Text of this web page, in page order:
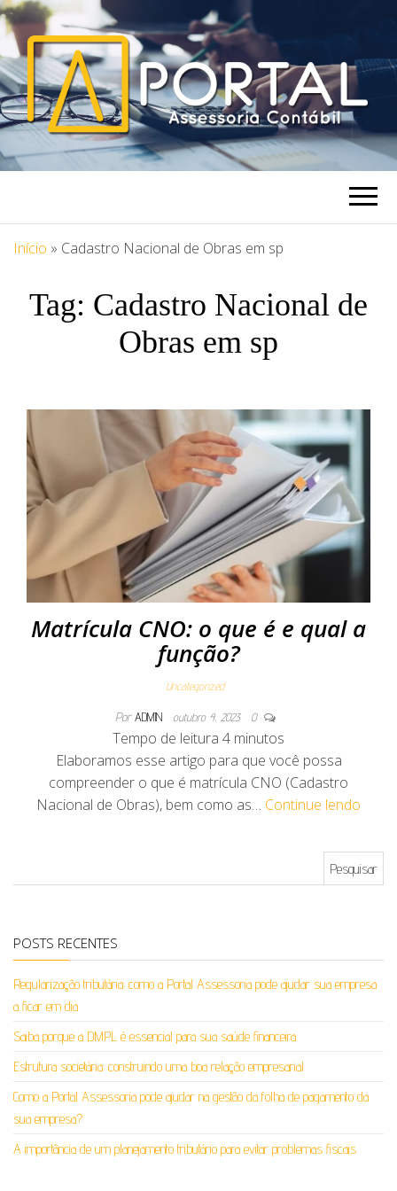
PORTAL
ASSESSORIA
Blog Portal Assessoria
Início » Cadastro Nacional de Obras em sp
Tag: Cadastro Nacional de
Obras em sp
Matrícula CNO: o que é e qual a
função?
Uncategorized
Por ADMIN outubro 4, 2023 0
Tempo de leitura 4 minutos
Elaboramos esse artigo para que você possa
compreender o que é matrícula CNO (Cadastro
Nacional de Obras), bem como as… Continue lendo
POSTS RECENTES
Regularização tributária: como a Portal Assessoria pode ajudar sua empresa
a ficar em dia
Saiba porque a DMPL é essencial para sua saúde financeira
Estrutura societária: construindo uma boa relação empresarial
Como a Portal Assessoria pode ajudar na gestão da folha de pagamento da
sua empresa?
A importância de um planejamento tributário para evitar problemas fiscais